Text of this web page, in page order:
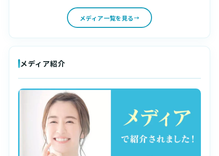
メディア一覧を見る
メディア紹介